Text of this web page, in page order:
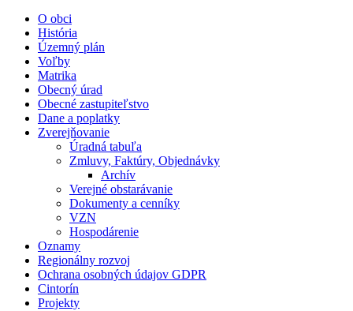
O obci
História
Územný plán
Voľby
Matrika
Obecný úrad
Obecné zastupiteľstvo
Dane a poplatky
Zverejňovanie
Úradná tabuľa
Zmluvy, Faktúry, Objednávky
Archív
Verejné obstarávanie
Dokumenty a cenníky
VZN
Hospodárenie
Oznamy
Regionálny rozvoj
Ochrana osobných údajov GDPR
Cintorín
Projekty